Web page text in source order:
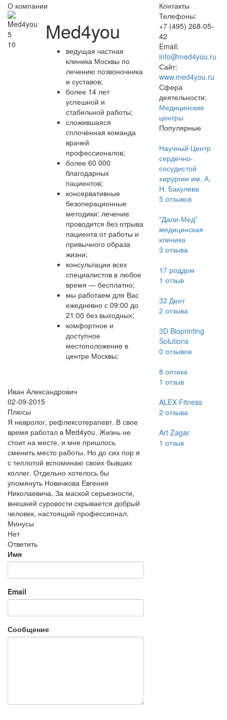
О компании
5
10
Med4you
ведущая частная
клиника Москвы по
лечению позвоночника
и суставов;
более 14 лет
успешной и
стабильной работы;
сложившаяся
сплочённая команда
врачей
профессионалов;
более 60 000
благодарных
пациентов;
консервативные
безоперационные
методики: лечение
проводится без отрыва
пациента от работы и
привычного образа
жизни;
консультации всех
специалистов в любое
время — бесплатно;
мы работаем для Вас
ежедневно с 09:00 до
21:00 без выходных;
комфортное и
доступное
местоположение в
центре Москвы;
Иван Александрович
02-09-2015
Плюсы
Я невролог, рефлексотерапевт. В свое
время работал в Med4you. Жизнь не
стоит на месте, и мне пришлось
сменить место работы. Но до сих пор я
с теплотой вспоминаю своих бывших
коллег. Отдельно хотелось бы
упомянуть Новичкова Евгения
Николаевича. За маской серьезности,
внешней суровости скрывается добрый
человек, настоящий профессионал.
Минусы
Нет
Ответить
Имя
Email
Сообщение
Контакты
Телефоны:
+7 (495) 268-05-
42
Email:
info@med4you.ru
Сайт:
www.med4you.ru
Сфера
деятельности:
Медицинские
центры
Популярные
Научный Центр
сердечно-
сосудистой
хирургии им. А.
Н. Бакулева
5отзывов
"Дали-Мед"
медицинская
клиника
3 отзыва
17 роддом
1 отзыв
32 Дент
2 отзыва
3D Bioprinting
Solutions
0 отзывов
8 оптика
1 отзыв
ALEX Fitness
2 отзыва
Art Zagar
1 отзыв